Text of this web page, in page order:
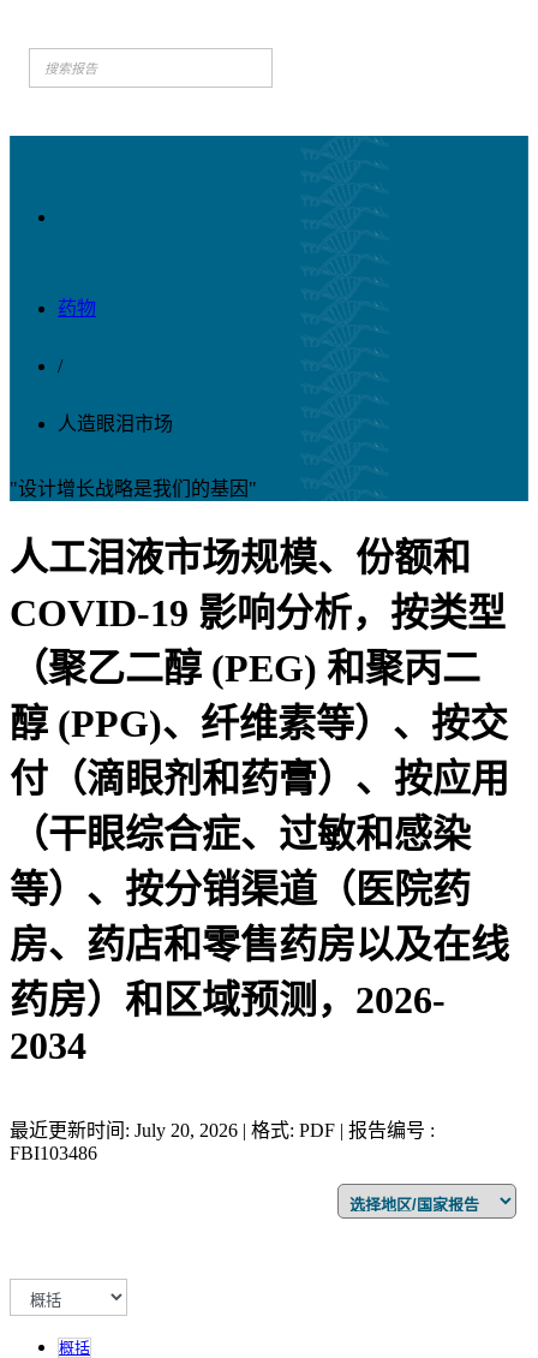
药物
/
人造眼泪市场
"设计增长战略是我们的基因"
人工泪液市场规模、份额和
COVID-19 影响分析，按类型
（聚乙二醇 (PEG) 和聚丙二
醇 (PPG)、纤维素等）、按交
付（滴眼剂和药膏）、按应用
（干眼综合症、过敏和感染
等）、按分销渠道（医院药
房、药店和零售药房以及在线
药房）和区域预测，2026-
2034
最近更新时间: July 20, 2026 | 格式: PDF | 报告编号 :
FBI103486
概括